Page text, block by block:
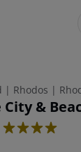
| Rhodos |
&
4